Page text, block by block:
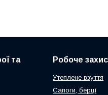
та Робоче
Утеплене взуття
Сапоги, берці